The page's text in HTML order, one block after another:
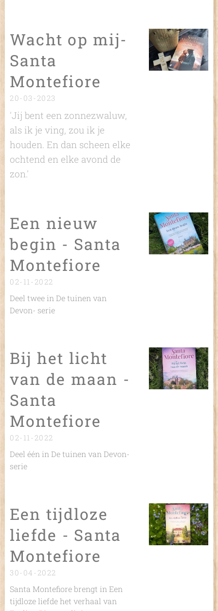
Wacht op mij-
Santa
Montefiore
20-03-2023
'Jij bent een zonnezwaluw,
als ik je ving, zou ik je
houden. En dan scheen elke
ochtend en elke avond de
zon.'
Een nieuw
begin - Santa
Montefiore
02-11-2022
Deel twee in De tuinen van
Devon- serie
Bij het licht
van de maan -
Santa
Montefiore
02-11-2022
Deel één in De tuinen van Devon-
serie
Een tijdloze
liefde - Santa
Montefiore
30-04-2022
Santa Montefiorebrengt in Een
tijdloze liefdehet verhaal van